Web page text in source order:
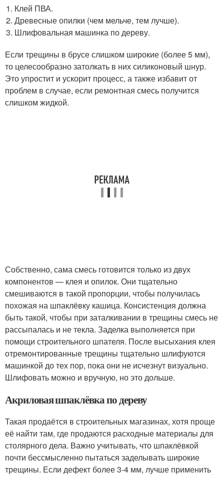
Клей ПВА.
Древесные опилки (чем мельче, тем лучше).
Шлифовальная машинка по дереву.
Если трещины в брусе слишком широкие (более 5 мм),
то целесообразно затолкать в них силиконовый шнур.
Это упростит и ускорит процесс, а также избавит от
проблем в случае, если ремонтная смесь получится
слишком жидкой.
Собственно, сама смесь готовится только из двух
компонентов — клея и опилок. Они тщательно
смешиваются в такой пропорции, чтобы получилась
похожая на шпаклёвку кашица. Консистенция должна
быть такой, чтобы при заталкивании в трещины смесь не
рассыпалась и не текла. Заделка выполняется при
помощи строительного шпателя. После высыхания клея
отремонтированные трещины тщательно шлифуются
машинкой до тех пор, пока они не исчезнут визуально.
Шлифовать можно и вручную, но это дольше.
Акриловая шпаклёвка по дереву
Такая продаётся в строительных магазинах, хотя проще
её найти там, где продаются расходные материалы для
столярного дела. Важно учитывать, что шпаклёвкой
почти бессмысленно пытаться заделывать широкие
трещины. Если дефект более 3-4 мм, лучше применить